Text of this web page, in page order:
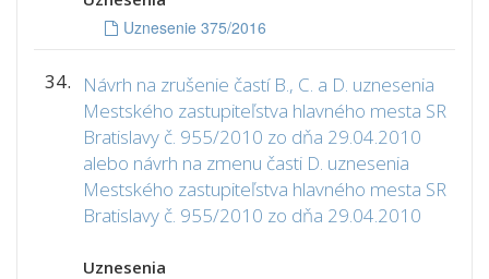
Uznesenie 375/2016
34.
Návrh na zrušenie častí B., C. a D. uznesenia
Mestského zastupiteľstva hlavného mesta SR
Bratislavy č. 955/2010 zo dňa 29.04.2010
alebo návrh na zmenu časti D. uznesenia
Mestského zastupiteľstva hlavného mesta SR
Bratislavy č. 955/2010 zo dňa 29.04.2010
Uznesenia